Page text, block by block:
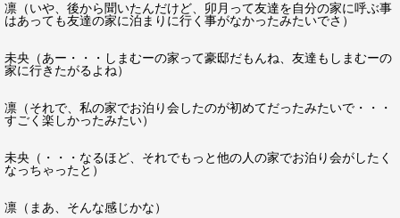
凛（いや、後から聞いたんだけど、卯月って友達を自分の家に呼ぶ事
はあっても友達の家に泊まりに行く事がなかったみたいでさ）
未央（あー・・・しまむーの家って豪邸だもんね、友達もしまむーの
家に行きたがるよね）
凛（それで、私の家でお泊り会したのが初めてだったみたいで・・・
すごく楽しかったみたい）
未央（・・・なるほど、それでもっと他の人の家でお泊り会がしたく
なっちゃったと）
凛（まあ、そんな感じかな）